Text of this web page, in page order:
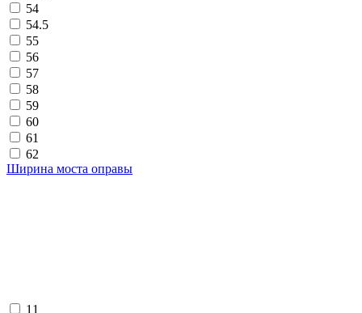
54
54.5
55
56
57
58
59
60
61
62
Ширина моста оправы
11